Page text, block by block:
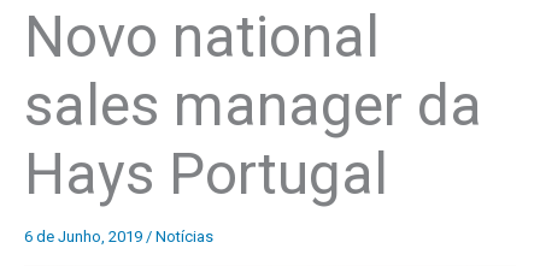
Novo national
sales manager da
Hays Portugal
6 de Junho, 2019 / Notícias